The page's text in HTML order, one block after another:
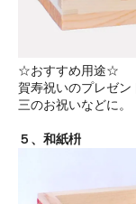
☆おすすめ用途☆
賀寿祝いのプレゼ
三のお祝いなどに。
５、和紙枡